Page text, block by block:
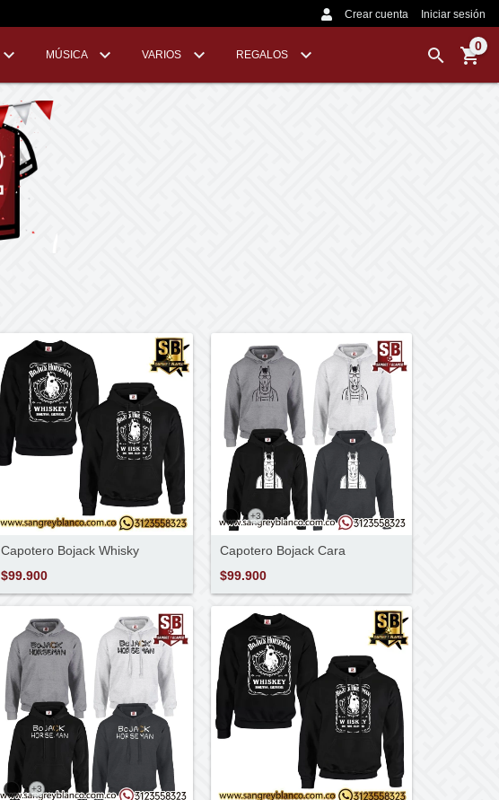
Crear cuenta Iniciar sesión
MÚSICA VARIOS REGALOS
0
Capotero Bojack Whisky
$99.900
+3
Capotero Bojack Cara
$99.900
+3